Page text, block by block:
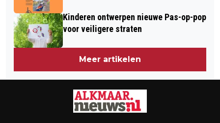
Kinderen ontwerpen nieuwe Pas-op-pop
voor veiligere straten
Meer artikelen